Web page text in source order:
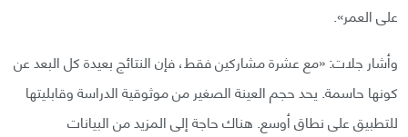
على العمر».
وأشار جلات: «مع عشرة مشاركين فقط، فإن النتائج بعيدة كل البعد عن
كونها حاسمة. يحد حجم العينة الصغير من موثوقية الدراسة وقابليتها
للتطبيق على نطاق أوسع. هناك حاجة إلى المزيد من البيانات